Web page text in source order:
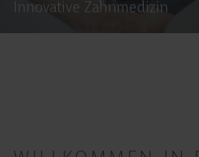
Innovative Zahnmedizin